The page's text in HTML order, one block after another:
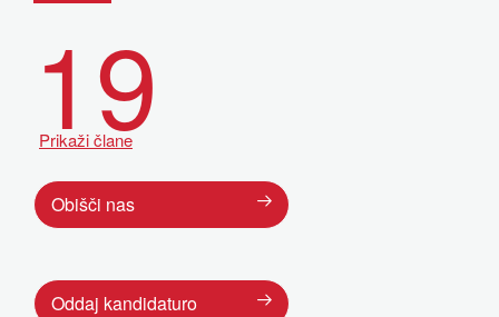
19
Prikaži člane
Obišči nas
Oddaj kandidaturo